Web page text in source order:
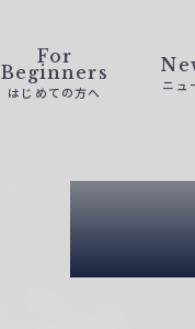
For
Beginners
はじめての方へ ニュ